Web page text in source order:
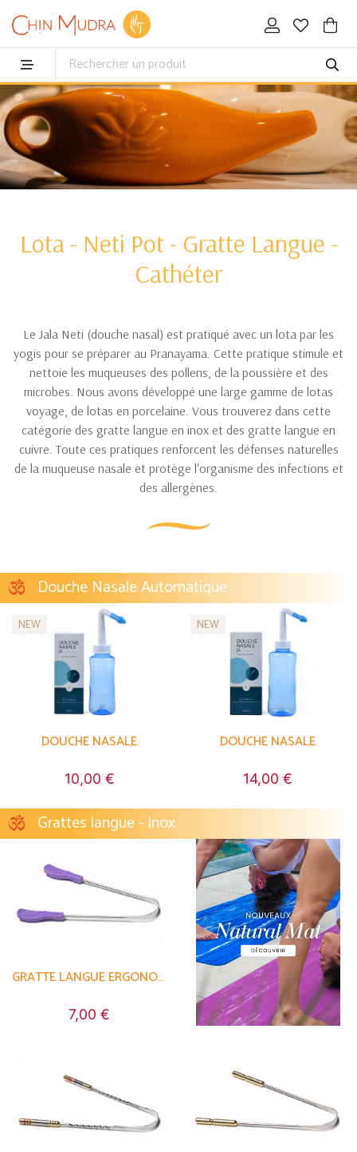
Lota - Neti Pot - Gratte Langue -
Cathéter
Le Jala Neti (douche nasal) est pratiqué avec un lota par les
yogis pour se préparer au Pranayama. Cette pratique stimule et
nettoie les muqueuses des pollens, de la poussière et des
microbes. Nous avons développé une large gamme de lotas
voyage, de lotas en porcelaine. Vous trouverez dans cette
catégorie des gratte langue en inox et des gratte langue en
cuivre. Toute ces pratiques renforcent les défenses naturelles
de la muqueuse nasale et protège l'organisme des infections et
des allergènes.
Douche Nasale Automatique
NEW
DOUCHE NASALE
10,00 €
NEW
DOUCHE NASALE
14,00 €
Grattes langue - Inox
GRATTE LANGUE ERGONOMIA
7,00 €